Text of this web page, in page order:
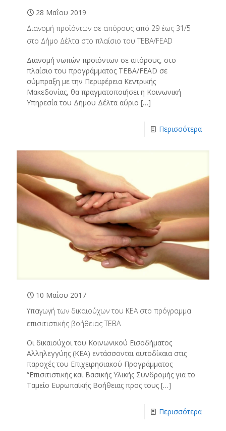
28 Μαΐου 2019
Διανομή προϊόντων σε απόρους από 29 έως 31/5
στο Δήμο Δέλτα στο πλαίσιο του TEBA/FEAD
Διανομή νωπών προϊόντων σε απόρους, στο
πλαίσιο του προγράμματος ΤΕΒΑ/FEAD σε
σύμπραξη με την Περιφέρεια Κεντρικής
Μακεδονίας, θα πραγματοποιήσει η Κοινωνική
Υπηρεσία του Δήμου Δέλτα αύριο […]
Περισσότερα
10 Μαΐου 2017
Υπαγωγή των δικαιούχων του ΚΕΑ στο πρόγραμμα
επισιτιστικής βοήθειας ΤΕΒΑ
Οι δικαιούχοι του Κοινωνικού Εισοδήματος
Αλληλεγγύης (ΚΕΑ) εντάσσονται αυτοδίκαια στις
παροχές του Επιχειρησιακού Προγράμματος
“Επισιτιστικής και Βασικής Υλικής Συνδρομής για το
Ταμείο Ευρωπαϊκής Βοήθειας προς τους […]
Περισσότερα